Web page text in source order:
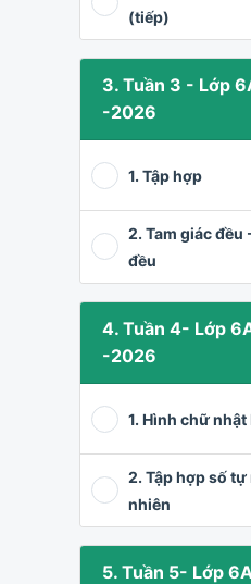
(tiếp)
3. Tuần 3 - Lớp
-2026
1. Tập hợp
2. Tam giác
đều
4. Tuần 4- Lớp
-2026
1. Hình chữ
2. Tập hợp số
nhiên
5. Tuần 5- Lớp